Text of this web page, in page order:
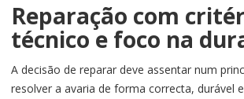
Reparação com
técnico e foco na
A decisão de reparar deve assentar num
resolver a avaria de forma correcta, durável